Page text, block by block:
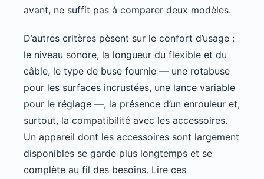
avant, ne suffit pas à comparer deux modèles.
D’autres critères pèsent sur le confort d’usage :
le niveau sonore, la longueur du flexible et du
câble, le type de buse fournie — une rotabuse
pour les surfaces incrustées, une lance variable
pour le réglage —, la présence d’un enrouleur et,
surtout, la compatibilité avec les accessoires.
Un appareil dont les accessoires sont largement
disponibles se garde plus longtemps et se
complète au fil des besoins. Lire ces